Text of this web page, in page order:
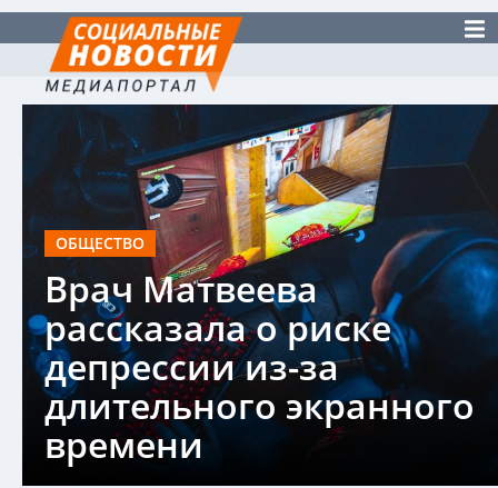
ОБЩЕСТВО
Врач Матвеева
рассказала о риске
депрессии из-за
длительного экранного
времени